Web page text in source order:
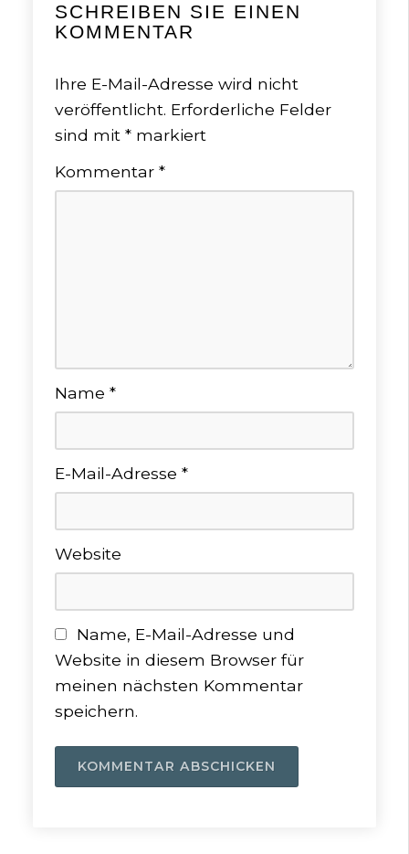
SCHREIBEN SIE EINEN
KOMMENTAR
Ihre E-Mail-Adresse wird nicht
veröffentlicht. Erforderliche Felder
sind mit * markiert
Kommentar *
Name *
E-Mail-Adresse *
Website
Name, E-Mail-Adresse und
Website in diesem Browser für
meinen nächsten Kommentar
speichern.